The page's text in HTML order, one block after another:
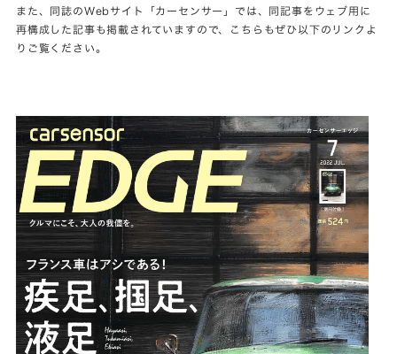
また、同誌のWebサイト「カーセンサー」では、同記事をウェブ用に
再構成した記事も掲載されていますので、こちらもぜひ以下のリンクよ
りご覧ください。